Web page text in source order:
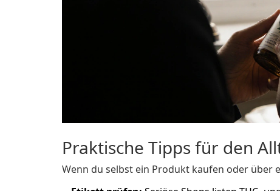
Praktische Tipps für den
Wenn du selbst ein Produkt kaufen oder über